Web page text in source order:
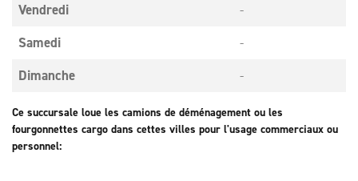
Vendredi
-
Samedi
-
Dimanche
-
Ce succursale loue les camions de déménagement ou les
fourgonnettes cargo dans cettes villes pour l'usage commerciaux ou
personnel: